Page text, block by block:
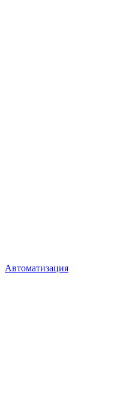
Автоматизация